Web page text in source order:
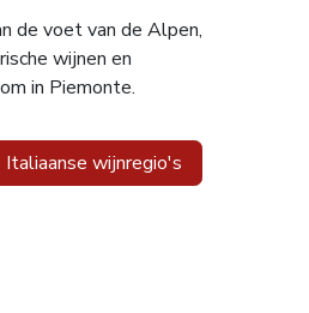
de voet van de Alpen,
wijnen en
in Piemonte.
wijnregio's